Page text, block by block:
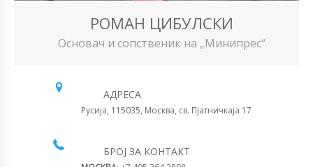
РОМАН ЦИБУЛСКИ
Основач и сопственик на „Минипрес“
АДРЕСА
Русија, 115035, Москва, св. Пјатничкаја 17
БРОЈ ЗА КОНТАКТ